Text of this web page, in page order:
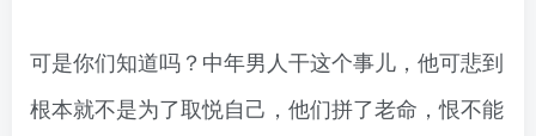
可是你们知道吗？中年男人干这个事儿，他可悲到
根本就不是为了取悦自己，他们拼了老命，恨不能